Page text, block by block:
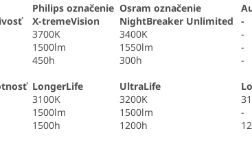
Philips označenie Osram označenie
X-tremeVision NightBreaker Unlimited -
3700K 3400K -
1500lm 1550lm -
450h 300h -
LongerLife UltraLife
3100K 3200K
1500lm 1500lm -
1500h 1200h